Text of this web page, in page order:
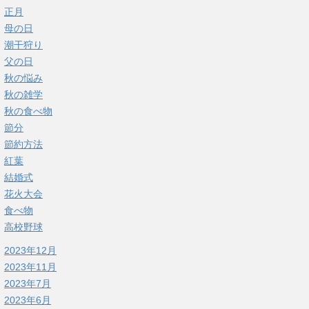
正月
母の日
潮干狩り
父の日
秋の悩み
秋の雑学
秋の食べ物
節分
節約方法
紅葉
結婚式
花火大会
食べ物
高校野球
2023年12月
2023年11月
2023年7月
2023年6月